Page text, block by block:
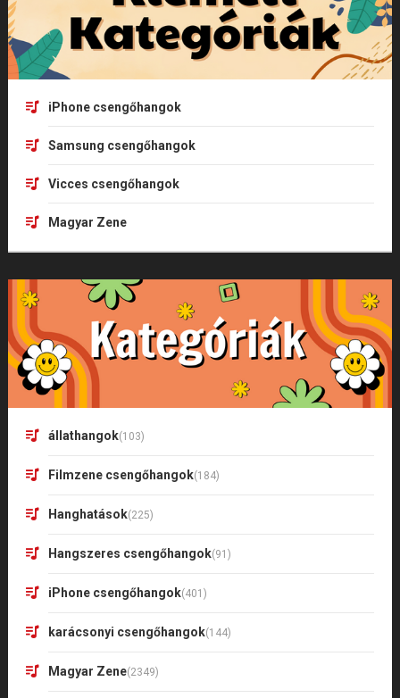
iPhone csengőhangok
Samsung csengőhangok
Vicces csengőhangok
Magyar Zene
állathangok(103)
Filmzene csengőhangok(184)
Hanghatások(225)
Hangszeres csengőhangok(91)
iPhone csengőhangok(401)
karácsonyi csengőhangok(144)
Magyar Zene(2349)